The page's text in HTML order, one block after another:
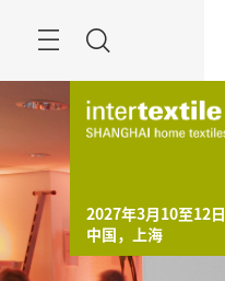
索
2027年3月10至12日
中国，上海